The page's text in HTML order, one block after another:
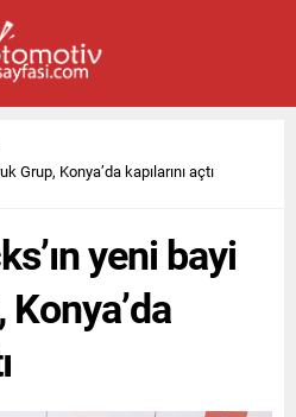
Grup, Konya’da kapılarını açtı
yeni bayi